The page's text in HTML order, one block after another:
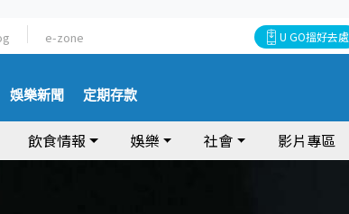
e-zone U GO搵好去處
娛樂新聞 定期存款
飲食情報 娛樂 社會 影片專區